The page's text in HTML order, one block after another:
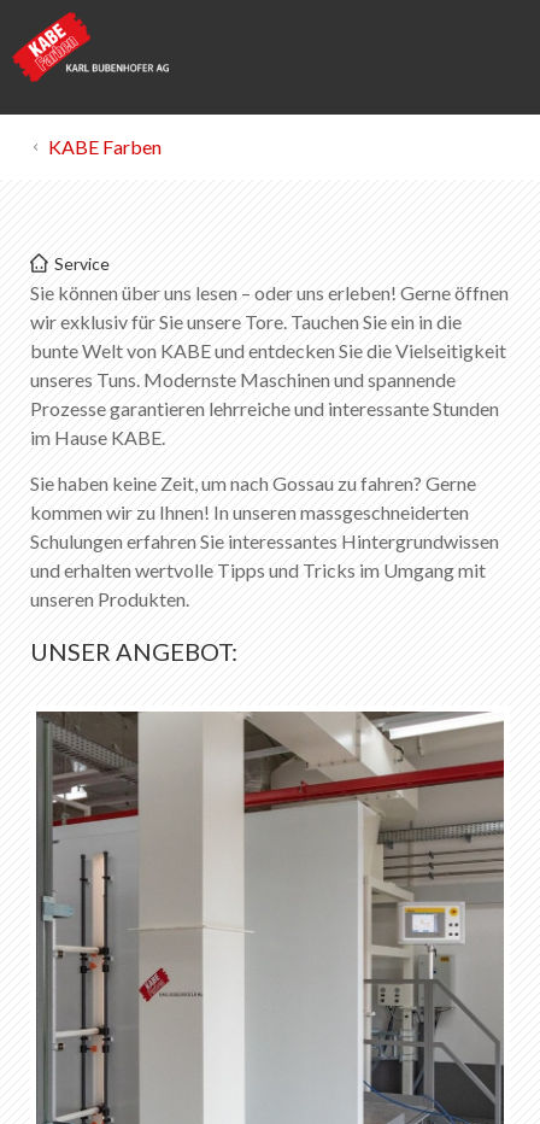
KABE erleben
PaintExpo 2026
Pulverlacktechnikum
Schulungen
Werksbesichtigung
Merkliste
Über KABE Farben
Verkaufsstellen
DE FR IT
KABE Farben
Service
Sie können über uns lesen – oder uns erleben! Gerne öffnen
wir exklusiv für Sie unsere Tore. Tauchen Sie ein in die
bunte Welt von KABE und entdecken Sie die Vielseitigkeit
unseres Tuns. Modernste Maschinen und spannende
Prozesse garantieren lehrreiche und interessante Stunden
im Hause KABE.
Sie haben keine Zeit, um nach Gossau zu fahren? Gerne
kommen wir zu Ihnen! In unseren massgeschneiderten
Schulungen erfahren Sie interessantes Hintergrundwissen
und erhalten wertvolle Tipps und Tricks im Umgang mit
unseren Produkten.
UNSER ANGEBOT: